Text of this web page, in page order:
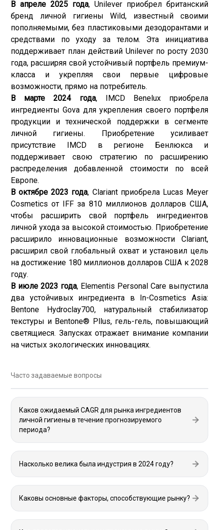
В апреле 2025 года, Unilever приобрел британский
бренд личной гигиены Wild, известный своими
пополняемыми, без пластиковыми дезодорантами и
средствами по уходу за телом. Эта инициатива
поддерживает план действий Unilever по росту 2030
года, расширяя свой устойчивый портфель премиум-
класса и укрепляя свои первые цифровые
возможности, прямо на потребитель.
В марте 2024 года, IMCD Benelux приобрела
ингредиенты Gova для укрепления своего портфеля
продукции и технической поддержки в сегменте
личной гигиены. Приобретение усиливает
присутствие IMCD в регионе Бенлюкса и
поддерживает свою стратегию по расширению
распределения добавленной стоимости по всей
Европе.
В октябре 2023 года, Clariant приобрела Lucas Meyer
Cosmetics от IFF за 810 миллионов долларов США,
чтобы расширить свой портфель ингредиентов
личной ухода за высокой стоимостью. Приобретение
расширило инновационные возможности Clariant,
расширил свой глобальный охват и установил цель
на достижение 180 миллионов долларов США к 2028
году.
В июле 2023 года, Elementis Personal Care выпустила
два устойчивых ингредиента в In-Cosmetics Asia:
Bentone Hydroclay700, натуральный стабилизатор
текстуры и Bentone® Pllus, гель-гель, повышающий
светящиеся. Запусках отражает внимание компании
на чистых экологических инновациях.
Часто задаваемые вопросы
Каков ожидаемый CAGR для рынка ингредиентов
личной гигиены в течение прогнозируемого
периода?
Насколько велика была индустрия в 2024 году?
Каковы основные факторы, способствующие рынку?